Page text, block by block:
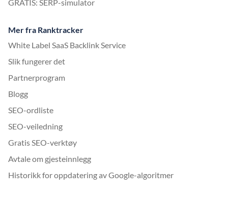
GRATIS: SERP-simulator
Mer fra Ranktracker
White Label SaaS Backlink Service
Slik fungerer det
Partnerprogram
Blogg
SEO-ordliste
SEO-veiledning
Gratis SEO-verktøy
Avtale om gjesteinnlegg
Historikk for oppdatering av Google-algoritmer